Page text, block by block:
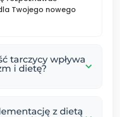
Twojego nowego
tarczycy wpływa
i dietę?
utrudniać redukcję
z dietą